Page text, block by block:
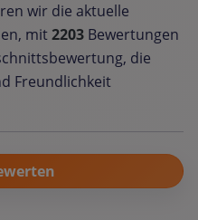
wir die aktuelle
mit2203 Bewertungen
die
Freundlichkeit